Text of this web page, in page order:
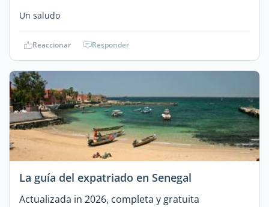
Un saludo
Reaccionar Responder
La guía del expatriado en Senegal
Actualizada in 2026, completa y gratuita